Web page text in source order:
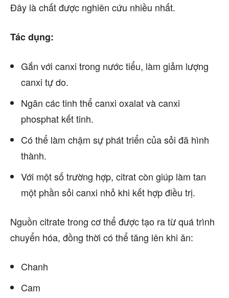
Đây là chất được nghiên cứu nhiều nhất.
Tác dụng:
Gắn với canxi trong nước tiểu, làm giảm lượng
canxi tự do.
Ngăn các tinh thể canxi oxalat và canxi
phosphat kết tinh.
Có thể làm chậm sự phát triển của sỏi đã hình
thành.
Với một số trường hợp, citrat còn giúp làm tan
một phần sỏi canxi nhỏ khi kết hợp điều trị.
Nguồn citrate trong cơ thể được tạo ra từ quá trình
chuyển hóa, đồng thời có thể tăng lên khi ăn:
Chanh
Cam